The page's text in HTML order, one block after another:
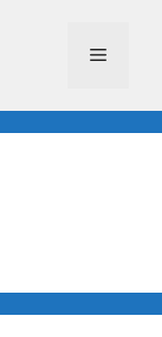
Menu